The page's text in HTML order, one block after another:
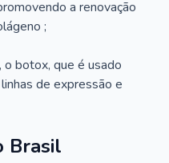
a renovação
;
o botox, que é usado
de expressão e
Brasil